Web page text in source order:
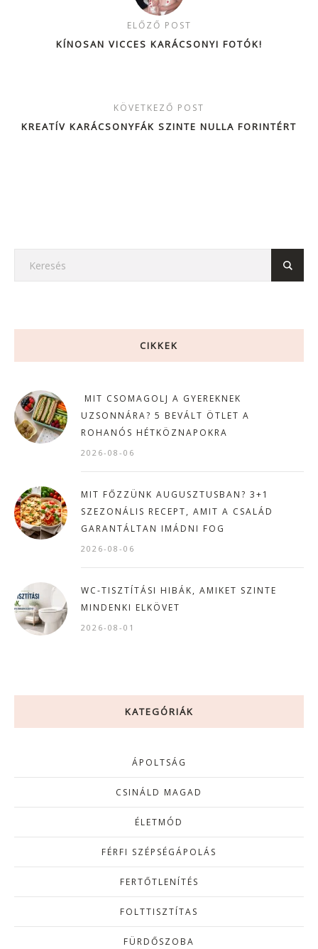
ELŐZŐ POST
KÍNOSAN VICCES KARÁCSONYI FOTÓK!
KÖVETKEZŐ POST
KREATÍV KARÁCSONYFÁK SZINTE NULLA FORINTÉRT
CIKKEK
MIT CSOMAGOLJ A GYEREKNEK
UZSONNÁRA? 5 BEVÁLT ÖTLET A
ROHANÓS HÉTKÖZNAPOKRA
2026-08-06
MIT FŐZZÜNK AUGUSZTUSBAN? 3+1
SZEZONÁLIS RECEPT, AMIT A CSALÁD
GARANTÁLTAN IMÁDNI FOG
2026-08-06
WC-TISZTÍTÁSI HIBÁK, AMIKET SZINTE
MINDENKI ELKÖVET
2026-08-01
KATEGÓRIÁK
ÁPOLTSÁG
CSINÁLD MAGAD
ÉLETMÓD
FÉRFI SZÉPSÉGÁPOLÁS
FERTŐTLENÍTÉS
FOLTTISZTÍTAS
FÜRDŐSZOBA